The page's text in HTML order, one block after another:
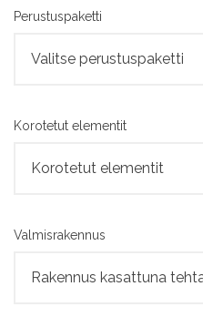
Perustuspaketti
Korotetut elementit
Valmisrakennus